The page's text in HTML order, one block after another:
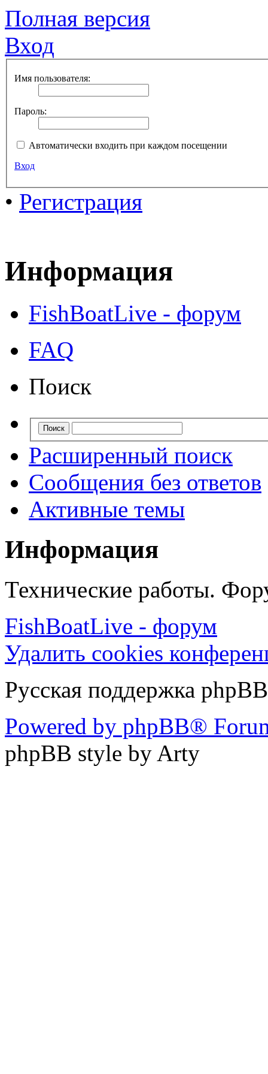
Полная версия
Вход
Имя пользователя:
Пароль:
Автоматически входить при каждом посещении
Вход
• Регистрация
Информация
FishBoatLive - форум
FAQ
Поиск
Расширенный поиск
Сообщения без ответов
Активные темы
Информация
Технические работы.
FishBoatLive - форум
Удалить cookies
Русская поддержка phpBB
Powered by phpBB®
phpBB style by Arty